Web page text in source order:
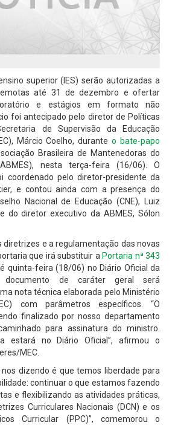
superior (IES) serão autorizadas a
até 31 de dezembro e ofertar
e estágios em formato não
foi antecipado pelo diretor de Políticas
de Supervisão da Educação
Márcio Coelho, duranteo bate-papo
Brasileira de Mantenedoras do
nesta terça-feira (16/06). O
coordenado pelo diretor-presidente da
e contou ainda com a presença do
Nacional de Educação (CNE), Luiz
do diretor executivo da ABMES, Sólon
diretrizes e a regulamentação das novas
que irá substituir a Portaria nª 343
quinta-feira (18/06) no Diário Oficial da
documento de caráter geral será
nota técnica elaborada pelo Ministério
com parâmetros específicos. “O
finalizado por nosso departamento
para assinatura do ministro.
estará no Diário Oficial”, afirmou o
MEC.
nos dizendo é que temos liberdade para
continuar o que estamos fazendo
e flexibilizando as atividades práticas,
Curriculares Nacionais (DCN) e os
Curricular (PPC)”, comemorou o